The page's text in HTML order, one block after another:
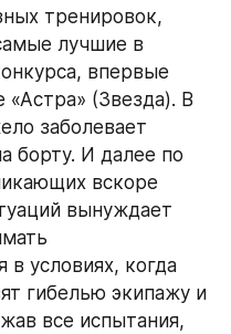
тренировок,
лучшие в
впервые
«Астра» (Звезда). В
заболевает
борту. И далее по
вскоре
вынуждает
условиях, когда
гибелью экипажу и
все испытания,